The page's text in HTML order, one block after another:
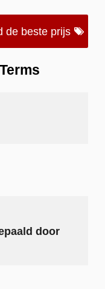
de beste prijs
door